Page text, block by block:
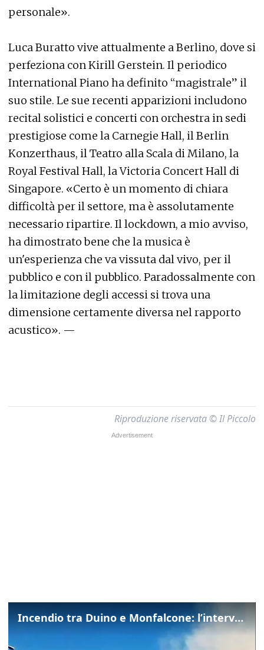
personale».
Luca Buratto vive attualmente a Berlino, dove si
perfeziona con Kirill Gerstein. Il periodico
International Piano ha definito “magistrale” il
suo stile. Le sue recenti apparizioni includono
recital solistici e concerti con orchestra in sedi
prestigiose come la Carnegie Hall, il Berlin
Konzerthaus, il Teatro alla Scala di Milano, la
Royal Festival Hall, la Victoria Concert Hall di
Singapore. «Certo è un momento di chiara
difficoltà per il settore, ma è assolutamente
necessario ripartire. Il lockdown, a mio avviso,
ha dimostrato bene che la musica è
un'esperienza che va vissuta dal vivo, per il
pubblico e con il pubblico. Paradossalmente con
la limitazione degli accessi si trova una
dimensione certamente diversa nel rapporto
acustico». —
Riproduzione riservata © Il Piccolo
Incendio tra Duino e Monfalcone: l’intervento dei vigili del fuoco